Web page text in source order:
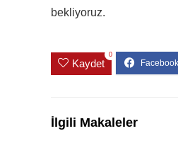
bekliyoruz.
Kaydet
0
İlgili Makaleler